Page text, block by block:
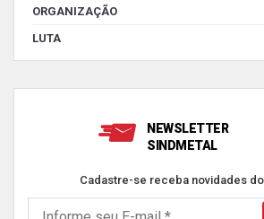
ORGANIZAÇÃO
LUTA
NEWSLETTER
SINDMETAL
Cadastre-se receba novidades